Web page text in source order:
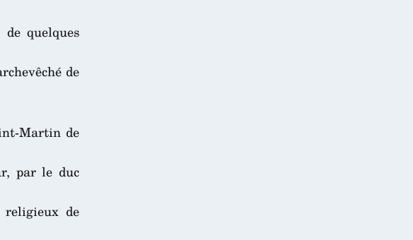
quelques
de
Martin de
par le duc
religieux de